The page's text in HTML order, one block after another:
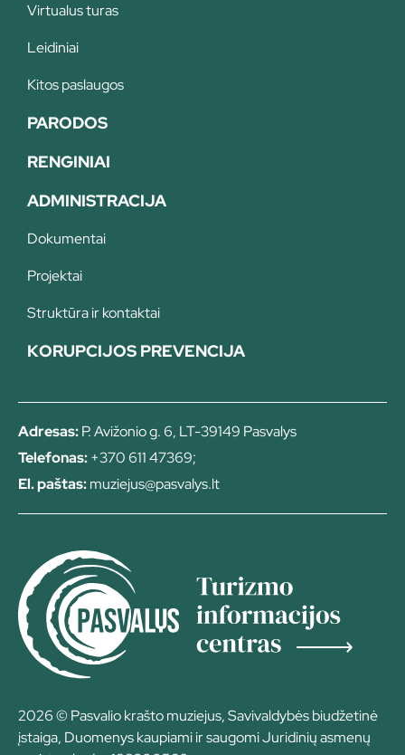
Virtualus turas
Leidiniai
Kitos paslaugos
PARODOS
RENGINIAI
ADMINISTRACIJA
Dokumentai
Projektai
Struktūra ir kontaktai
KORUPCIJOS PREVENCIJA
Adresas:P. Avižonio g. 6, LT-39149 Pasvalys
Telefonas:+370 611 47369;
El. paštas:muziejus@pasvalys.lt
2026 © Pasvalio krašto muziejus, Savivaldybės biudžetinė
įstaiga, Duomenys kaupiami ir saugomi Juridinių asmenų